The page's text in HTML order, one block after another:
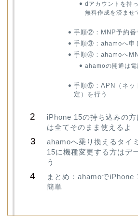
dアカウントを持
無料作成を済ませ
手順②：MNP予約番
手順③：ahamoへ申
手順④：ahamoへ
ahamoの開通は電
手順⑤：APN（ネッ
定）を行う
iPhone 15の持ち込みの方
は全てそのまま使えるよ
ahamoへ乗り換えるタイ
15に機種変更する方はデ
う
まとめ：ahamoでiPhone
簡単